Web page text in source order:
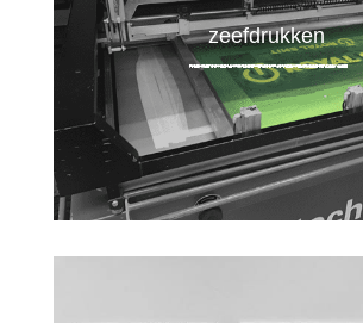
zeefdrukken